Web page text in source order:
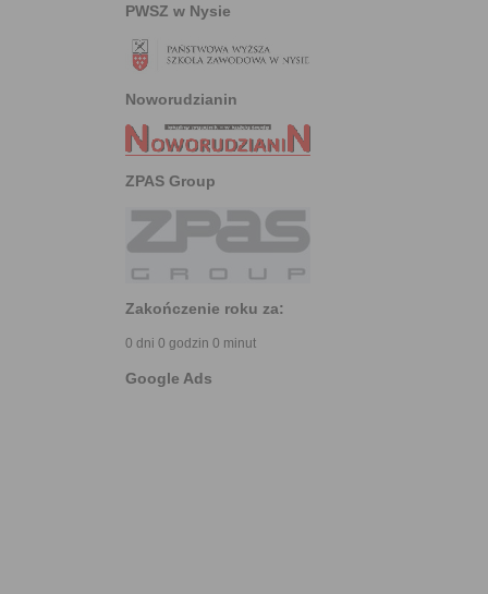
PWSZ w Nysie
Noworudzianin
ZPAS Group
Zakończenie roku za:
0 dni 0 godzin 0 minut
Google Ads